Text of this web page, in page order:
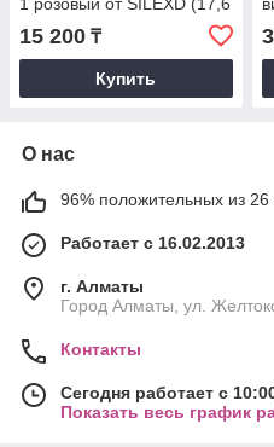
15 200 ₸
Купить
О нас
96% положительных из 26
Работает с 16.02.2013
г. Алматы
Город Алматы, ул.
Контакты
Сегодня работает с
Показать весь график